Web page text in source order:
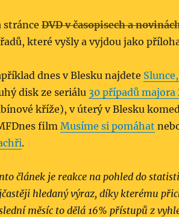
stránce DVD v časopisech a
které vyšly a vyjdou jako
dnes v Blesku najdete
disk ze seriálu 30 případů majora
kříže), v úterý v Blesku
film Musíme si pomáhat
.
článek je reakce na pohled do
hledaný výraz, díky kterému
měsíc to dělá 16% přístupů z